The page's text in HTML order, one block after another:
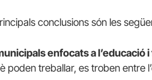
conclusions són les
enfocats a l’educació
poden treballar, es troben entre